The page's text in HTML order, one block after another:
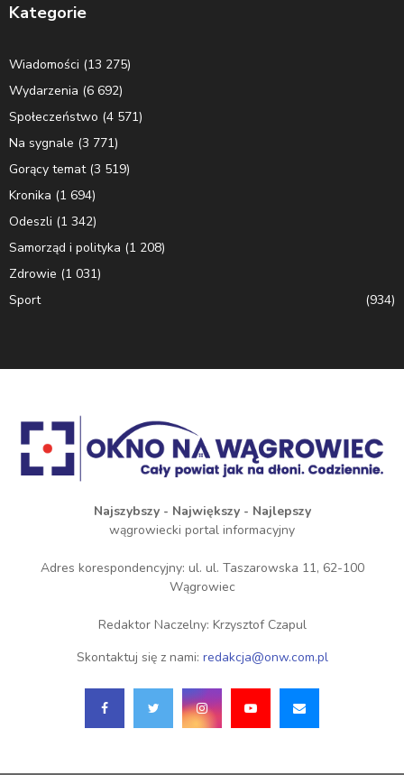
Kategorie
Wiadomości (13 275)
Wydarzenia (6 692)
Społeczeństwo (4 571)
Na sygnale (3 771)
Gorący temat(3 519)
Kronika (1 694)
Odeszli (1 342)
Samorząd i polityka (1 208)
Zdrowie (1 031)
Sport
(934)
Najszybszy - Największy - Najlepszy
wągrowiecki portal informacyjny
Adres korespondencyjny: ul. ul. Taszarowska 11, 62-100
Wągrowiec
Redaktor Naczelny: Krzysztof Czapul
Skontaktuj się z nami: redakcja@onw.com.pl